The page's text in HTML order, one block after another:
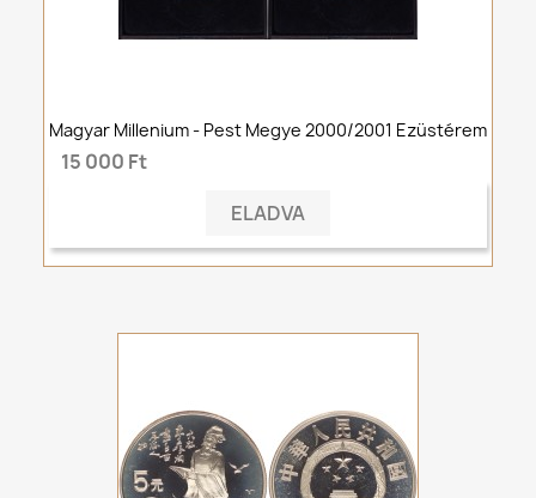
Magyar Millenium - Pest Megye 2000/2001 Ezüstérem
15 000 Ft
ELADVA